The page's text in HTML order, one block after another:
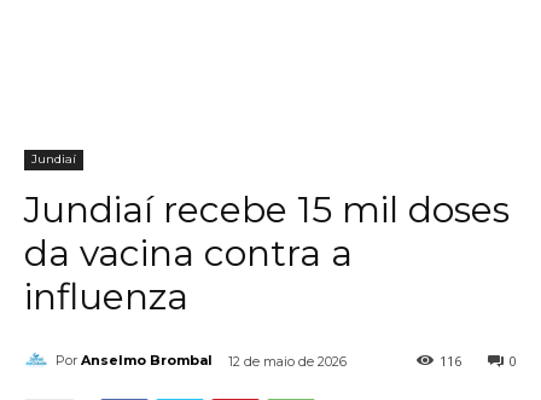
Jundiaí
Jundiaí recebe 15 mil doses
da vacina contra a
influenza
Por Anselmo Brombal 12 de maio de 2026 0
116